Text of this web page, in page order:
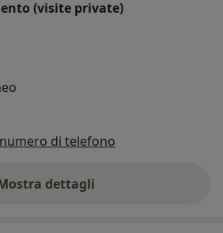
(visite private)
di telefono
dettagli
sull'indirizzo